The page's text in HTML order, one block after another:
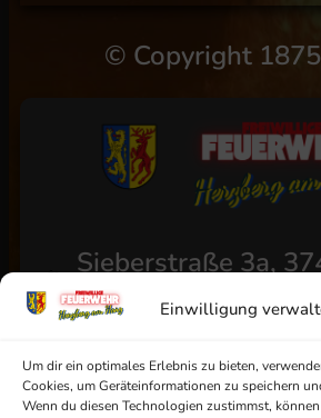
Einwilligung
Um dir ein optimales Erlebnis zu bieten,
Cookies, um Geräteinformationen zu speichern
Wenn du diesen Technologien zustimmst,
© Copyright
Sieberstraße 3a,
Herzberg am Harz
info@ff-herzberg.de